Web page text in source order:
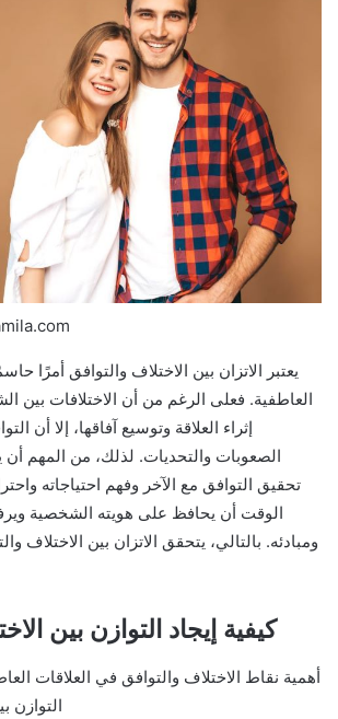
يعتبر الاتزان بين الاختلاف والتوافق أمرًا
العاطفية. فعلى الرغم من أن الاختلافات بين
إثراء العلاقة وتوسيع آفاقها، إلا أن
الصعوبات والتحديات. لذلك، من المهم
تحقيق التوافق مع الآخر وفهم احتياجاته
الوقت أن يحافظ على هويته الشخصية
ومبادئه. بالتالي، يتحقق الاتزان بين الاختلاف
كيفية إيجاد التوازن بين